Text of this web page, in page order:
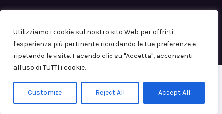
Utilizziamo i cookie sul nostro sito Web per offrirti
l'esperienza più pertinente ricordando le tue preferenze e
ripetendo le visite. Facendo clic su "Accetta", acconsenti
all'uso di TUTTI i cookie.
Customize Reject All Accept All
Privacy Policy